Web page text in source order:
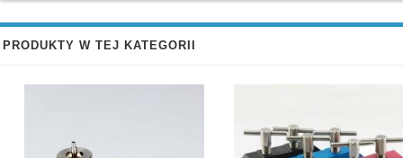
PRODUKTY W TEJ KATEGORII